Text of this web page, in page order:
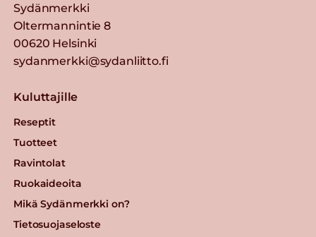
Sydänmerkki
Oltermannintie 8
00620 Helsinki
sydanmerkki@sydanliitto.fi
Kuluttajille
Reseptit
Tuotteet
Ravintolat
Ruokaideoita
Mikä Sydänmerkki on?
Tietosuojaseloste